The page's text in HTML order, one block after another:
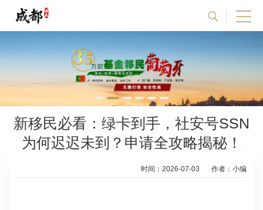
新移民必看：绿卡到手，社安号SSN
为何迟迟未到？申请全攻略揭秘！
时间：2026-07-03 作者：小编